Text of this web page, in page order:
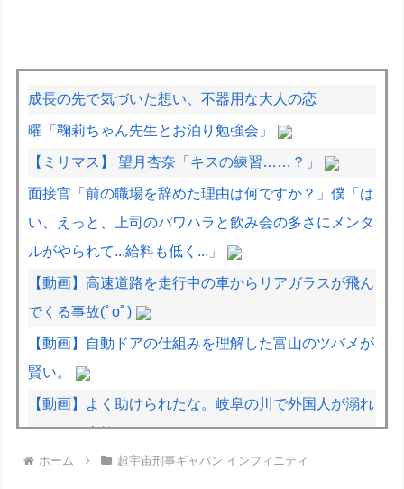
成長の先で気づいた想い、不器用な大人の恋
曜「鞠莉ちゃん先生とお泊り勉強会」
【ミリマス】 望月杏奈「キスの練習……？」
面接官「前の職場を辞めた理由は何ですか？」僕「は
い、えっと、上司のパワハラと飲み会の多さにメンタ
ルがやられて...給料も低く...」
【動画】高速道路を走行中の車からリアガラスが飛ん
でくる事故(ﾟoﾟ)
【動画】自動ドアの仕組みを理解した富山のツバメが
賢い。
【動画】よく助けられたな。岐阜の川で外国人が溺れ
てしまう事故。
【動画】ロシア軍のドローンをネット発射装置で撃墜
ホーム 超宇宙刑事ギャバン インフィニティ